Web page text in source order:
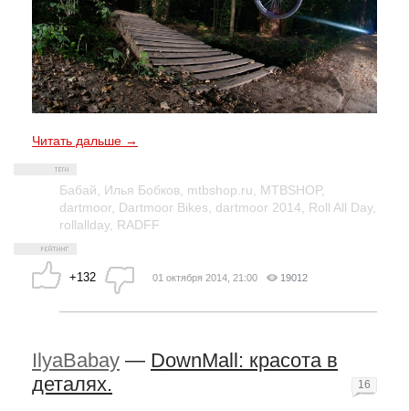
Читать дальше →
Бабай, Илья Бобков, mtbshop.ru, MTBSHOP,
dartmoor, Dartmoor Bikes, dartmoor 2014, Roll All Day,
rollallday, RADFF
+132 01 октября 2014, 21:00 19012
IlyaBabay — DownMall: красота в
деталях.
16